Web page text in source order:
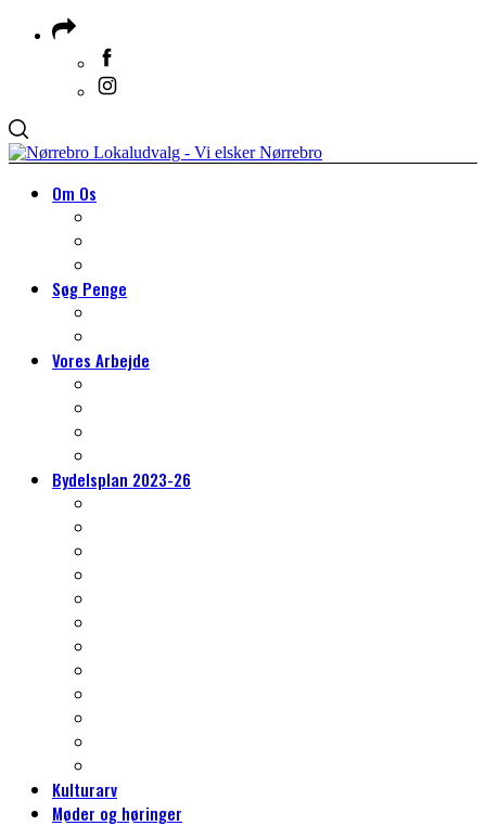
Om Os
Søg Penge
Vores Arbejde
Bydelsplan 2023-26
Kulturarv
Møder og høringer